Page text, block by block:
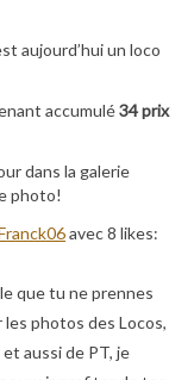
aujourd’hui un loco
accumulé34 prix
dans la galerie
photo!
avec 8 likes:
que tu ne prennes
photos des Locos,
aussi de PT, je